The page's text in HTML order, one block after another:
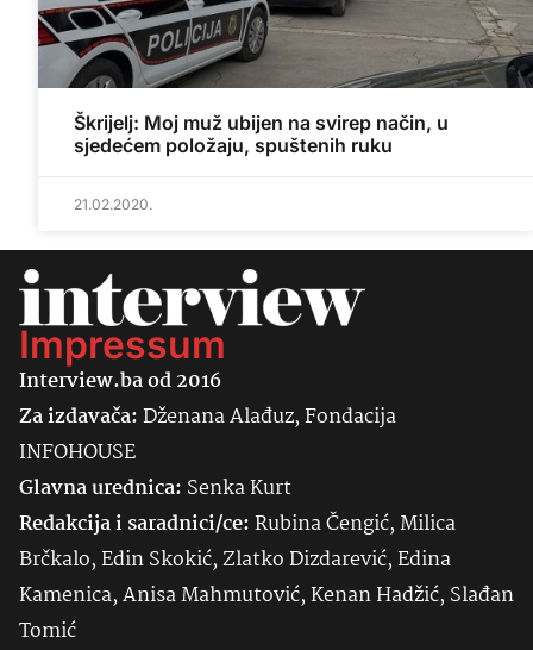
Škrijelj: Moj muž ubijen na svirep način, u
sjedećem položaju, spuštenih ruku
21.02.2020.
Impressum
Interview.ba od 2016
Za izdavača:Dženana Alađuz, Fondacija
INFOHOUSE
Glavna urednica: SenkaKurt
Redakcija i saradnici/ce:Rubina Čengić, Milica
Brčkalo, Edin Skokić, Zlatko Dizdarević, Edina
Kamenica, Anisa Mahmutović, Kenan Hadžić, Slađan
Tomić